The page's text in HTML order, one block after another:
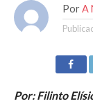
Por A
Por: Filinto